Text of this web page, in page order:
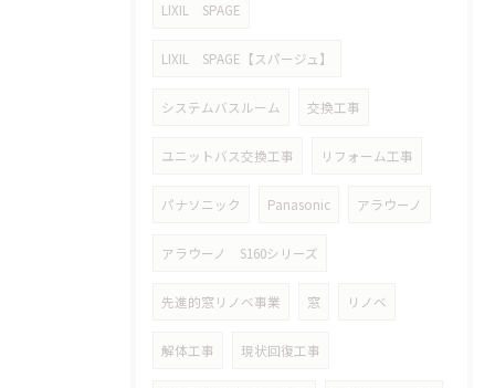
LIXIL SPAGE
LIXIL SPAGE【スパージュ】
システムバスルーム 交換工事
ユニットバス交換工事 リフォーム工事
パナソニック Panasonic アラウーノ
アラウーノ S160シリーズ
先進的窓リノベ事業 窓 リノベ
解体工事 現状回復工事